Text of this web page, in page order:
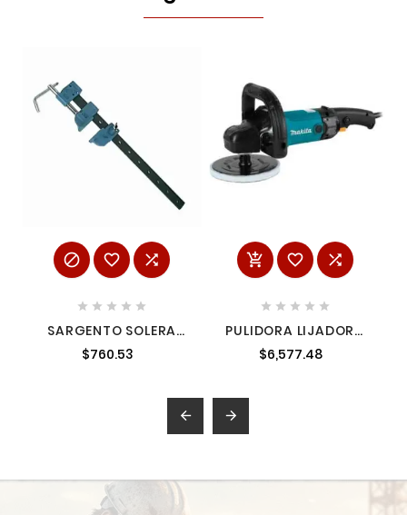
  
    
SARGENTO SOLERA
0.60 METROS CELA S2
$760.53
  
    
PULIDORA LIJADORA
7" 1,200 W 0-3,200
RPM MAKITA 9237C
$6,577.48
 